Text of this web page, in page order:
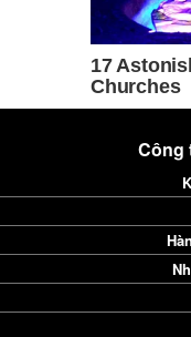
Công